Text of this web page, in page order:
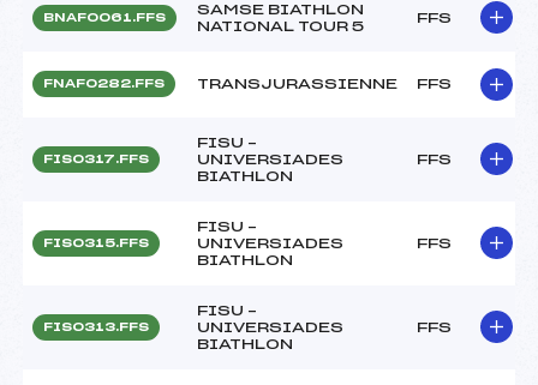
BNAF0061.FFS
SAMSE BIATHLON
NATIONAL TOUR 5
FFS
FNAF0282.FFS TRANSJURASSIENNE FFS
FIS0317.FFS
FISU –
UNIVERSIADES
BIATHLON
FFS
FIS0315.FFS
FISU –
UNIVERSIADES
BIATHLON
FFS
FIS0313.FFS
FISU –
UNIVERSIADES
BIATHLON
FFS